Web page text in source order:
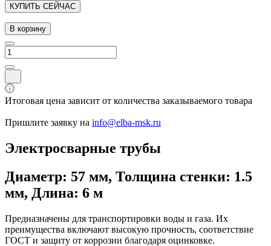
КУПИТЬ СЕЙЧАС
В корзину
Итоговая цена зависит от количества заказываемого товара
Пришлите заявку на info@elba-msk.ru
Электросварные трубы
Диаметр: 57 мм, Толщина стенки: 1.5
мм, Длина: 6 м
Предназначены для транспортировки воды и газа. Их
преимущества включают высокую прочность, соответствие
ГОСТ и защиту от коррозии благодаря оцинковке.